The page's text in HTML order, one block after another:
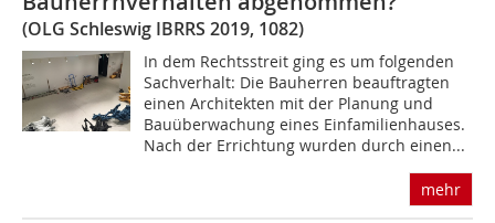
(OLG Schleswig IBRRS 2019, 1082)
In dem Rechtsstreit ging es um folgenden
Sachverhalt: Die Bauherren beauftragten
einen Architekten mit der Planung und
Bauüberwachung eines Einfamilienhauses.
Nach der Errichtung wurden durch einen...
mehr